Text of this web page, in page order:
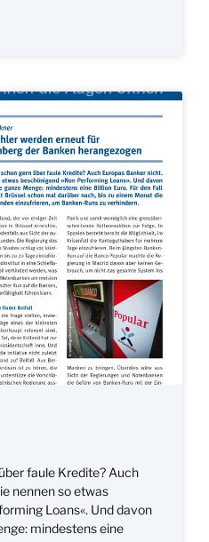
faule Kredite? Auch
nennen so etwas
Loans«. Und davon
mindestens eine